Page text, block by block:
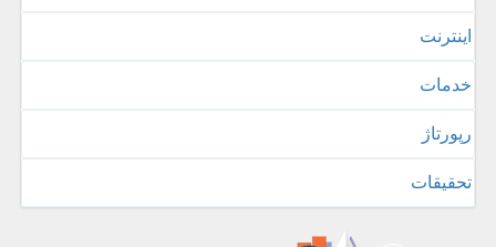
اینترنت
خدمات
رپورتاژ
تحقیقات